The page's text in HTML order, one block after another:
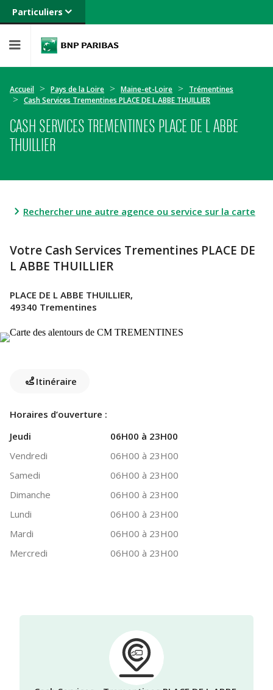
Particuliers
Banque privée
Entreprises
Accueil Pays de la Loire Maine-et-Loire
Trémentines
Cash Services Trementines PLACE DE L ABBE THUILLIER
CASH SERVICES TREMENTINES PLACE DE L ABBE
THUILLIER
Rechercher une autre agence ou service sur la carte
Votre Cash Services Trementines PLACE DE
L ABBE THUILLIER
PLACE DE L ABBE THUILLIER,
49340 Trementines
Itinéraire
Horaires d’ouverture :
Jeudi
06H00 à 23H00
Vendredi
06H00 à 23H00
Samedi
06H00 à 23H00
Dimanche
06H00 à 23H00
Lundi
06H00 à 23H00
Mardi
06H00 à 23H00
Mercredi
06H00 à 23H00